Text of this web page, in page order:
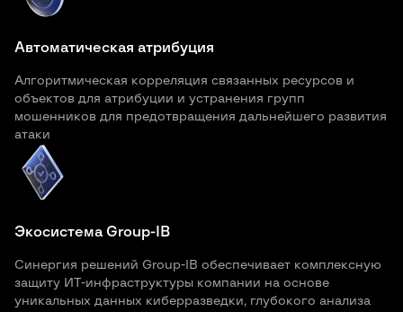
Автоматическая атрибуция
Алгоритмическая корреляция связанных ресурсов и
объектов для атрибуции и устранения групп
мошенников для предотвращения дальнейшего развития
атаки
Экосистема Group-IB
Синергия решений Group-IB обеспечивает комплексную
защиту ИТ-инфраструктуры компании на основе
уникальных данных киберразведки, глубокого анализа